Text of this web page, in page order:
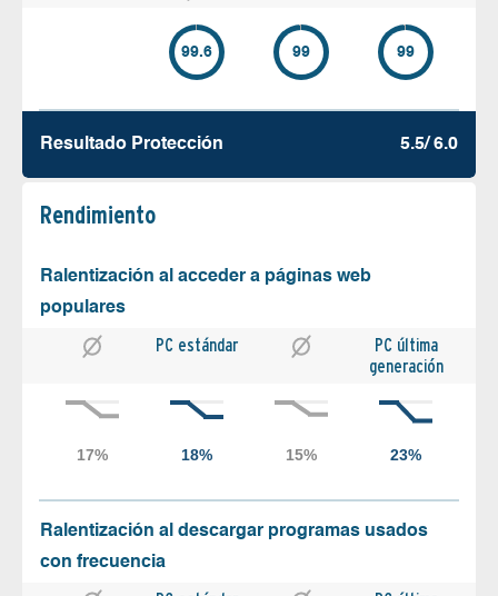
99.6 99 99
Resultado Protección 5.5/ 6.0
Rendimiento
Ralentización al acceder a páginas web
populares
PC estándar
PC última
generación
Ralentización al descargar programas usados
con frecuencia